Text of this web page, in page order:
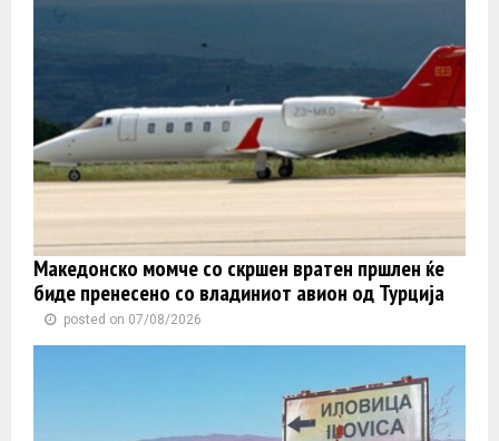
Македонско момче со скршен вратен пршлен ќе
биде пренесено со владиниот авион од Турција
posted on 07/08/2026